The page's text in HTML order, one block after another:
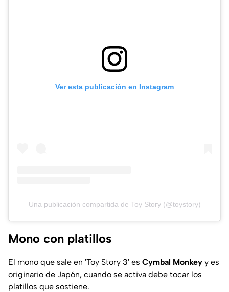
Ver esta publicación en Instagram
Una publicación compartida de Toy Story (@toystory)
Mono con platillos
El mono que sale en 'Toy Story 3' es Cymbal Monkey y es
originario de Japón, cuando se activa debe tocar los
platillos que sostiene.